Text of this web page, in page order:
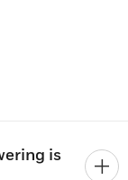
is